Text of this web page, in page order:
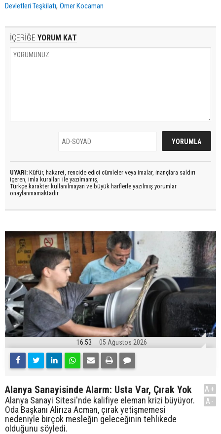
Devletleri Teşkilatı, Ömer Kocaman
İÇERİĞE YORUM KAT
UYARI: Küfür, hakaret, rencide edici cümleler veya imalar, inançlara saldırı
içeren, imla kuralları ile yazılmamış,
Türkçe karakter kullanılmayan ve büyük harflerle yazılmış yorumlar
onaylanmamaktadır.
16:53 05 Ağustos 2026
Alanya Sanayisinde Alarm: Usta Var, Çırak Yok
Alanya Sanayi Sitesi'nde kalifiye eleman krizi büyüyor.
Oda Başkanı Alirıza Acman, çırak yetişmemesi
nedeniyle birçok mesleğin geleceğinin tehlikede
olduğunu söyledi.
A+
A-